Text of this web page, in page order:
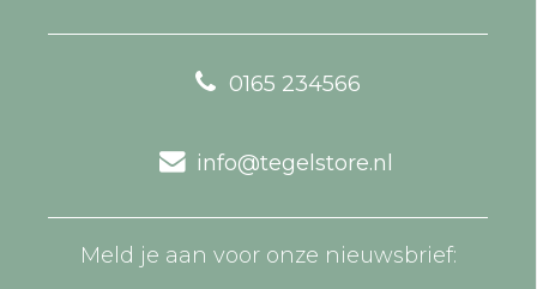
0165 234566
info@tegelstore.nl
Meld je aan voor onze nieuwsbrief: